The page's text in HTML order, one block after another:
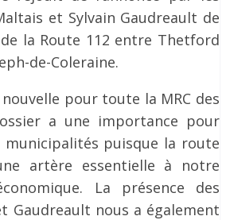
et Sylvain Gaudreault de
la Route 112 entre Thetford
de-Coleraine.
nouvelle pour toute la MRC des
a une importance pour
municipalités puisque la route
artère essentielle à notre
La présence des
Gaudreault nous a également